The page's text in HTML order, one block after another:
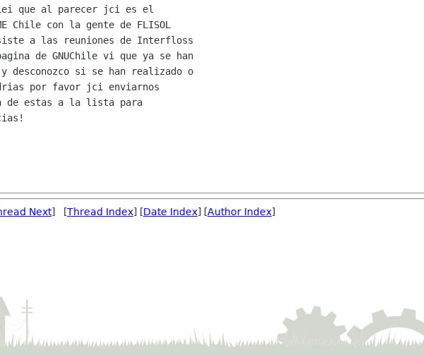
que al parecer jci es el
Chile con la gente de FLISOL
a las reuniones de Interfloss
de GNUChile vi que ya se han
desconozco si se han realizado o
por favor jci enviarnos
de estas a la lista para
Next] [Thread Index] [Date Index] [Author Index]